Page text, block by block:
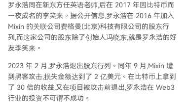
罗永浩同在新东方任英语老师,后在 2017 年因比特币而
一夜成名的李笑来。据公开信息,罗永浩在 2016 年加入
Mixin 的关联公司费格曼(北京)科技有限公司的股东行
列,而这家公司的股东除了创始人冯晓东,就是罗永浩的好
友李笑来。
2023 年 2 月,罗永浩退出股东行列。同年 9 月,Mixin 遭
到黑客攻击,损失金额达到了 2 亿美元。在比特币上拿到
了 30 倍的收益,又在项目被攻击前退出,罗永浩在 Web3
行业的投资不可谓不成功。